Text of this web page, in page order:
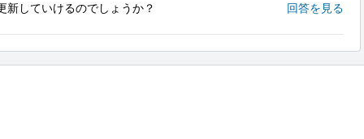
新していけるのでしょうか？ 回答を見る